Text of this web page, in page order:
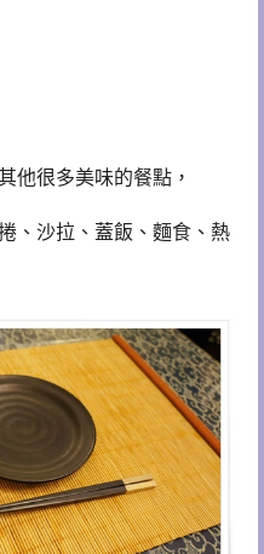
他很多美味的餐點，
、沙拉 、蓋飯 、麵食 、熱